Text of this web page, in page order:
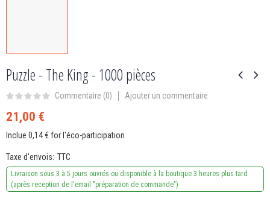
Puzzle - The King - 1000 pièces
Commentaire (0) Ajouter un commentaire
21,00 €
Inclue 0,14 € for l'éco-participation
Taxe d'envois TTC
Livraison sous 3 à 5 jours ouvrés ou disponible à la boutique 3 heures plus tard
(après reception de l'email "préparation de commande")